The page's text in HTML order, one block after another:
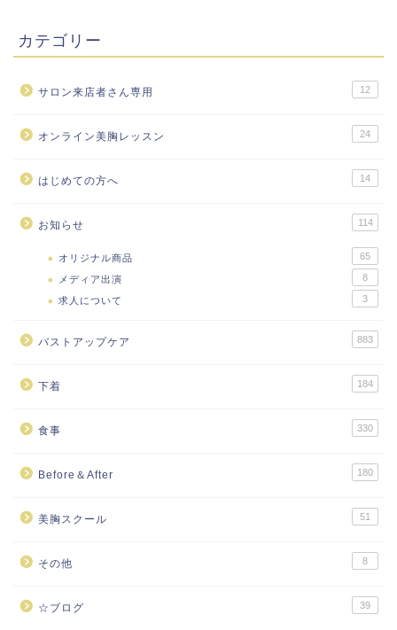
カテゴリー
サロン来店者さん専用 12
オンライン美胸レッスン 24
はじめての方へ 14
お知らせ 114
オリジナル商品 65
メディア出演 8
求人について 3
バストアップケア 883
下着 184
食事 330
Before＆After 180
美胸スクール 51
その他 8
☆ブログ 39